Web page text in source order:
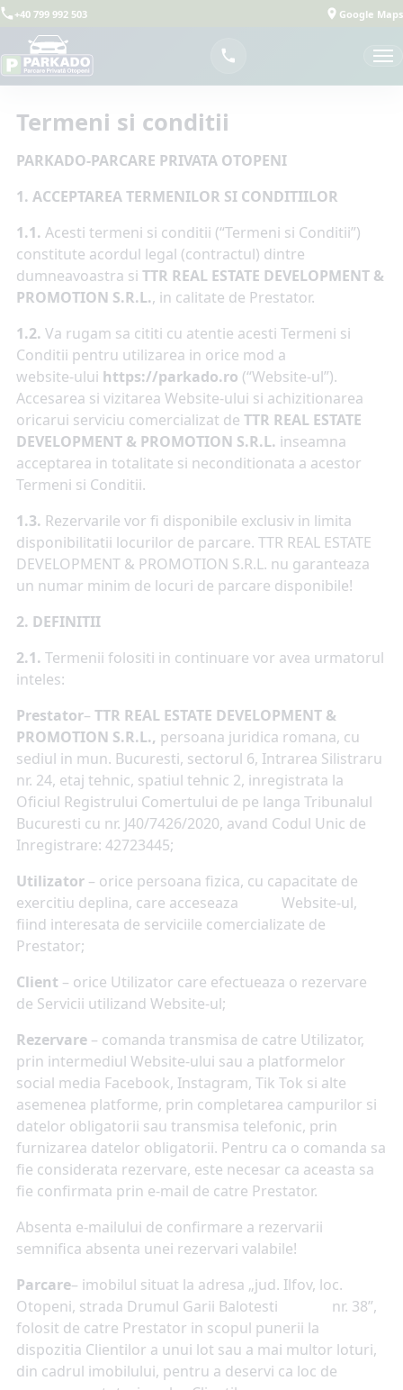
+40 799 992 503 Google Maps
Termeni si conditii
PARKADO-PARCARE PRIVATA OTOPENI
1. ACCEPTAREA TERMENILOR SI CONDITIILOR
1.1. Acesti termeni si conditii (“Termeni si Conditii”)
constitute acordul legal (contractul) dintre
dumneavoastra si TTR REAL ESTATE DEVELOPMENT &
PROMOTION S.R.L., in calitate de Prestator.
1.2. Va rugam sa cititi cu atentie acesti Termeni si
Conditii pentru utilizarea in orice mod a
website-ului https://parkado.ro (“Website-ul”).
Accesarea si vizitarea Website-ului si achizitionarea
oricarui serviciu comercializat de TTR REAL ESTATE
DEVELOPMENT & PROMOTION S.R.L. inseamna
acceptarea in totalitate si neconditionata a acestor
Termeni si Conditii.
1.3. Rezervarile vor fi disponibile exclusiv in limita
disponibilitatii locurilor de parcare. TTR REAL ESTATE
DEVELOPMENT & PROMOTION S.R.L. nu garanteaza
un numar minim de locuri de parcare disponibile!
2. DEFINITII
2.1. Termenii folositi in continuare vor avea urmatorul
inteles:
Prestator– TTR REAL ESTATE DEVELOPMENT &
PROMOTION S.R.L., persoana juridica romana, cu
sediul in mun. Bucuresti, sectorul 6, Intrarea Silistraru
nr. 24, etaj tehnic, spatiul tehnic 2, inregistrata la
Oficiul Registrului Comertului de pe langa Tribunalul
Bucuresti cu nr. J40/7426/2020, avand Codul Unic de
Inregistrare: 42723445;
Utilizator – orice persoana fizica, cu capacitate de
exercitiu deplina, care acceseaza Website-ul,
fiind interesata de serviciile comercializate de
Prestator;
Client – orice Utilizator care efectueaza o rezervare
de Servicii utilizand Website-ul;
Rezervare – comanda transmisa de catre Utilizator,
prin intermediul Website-ului sau a platformelor
social media Facebook, Instagram, Tik Tok si alte
asemenea platforme, prin completarea campurilor si
datelor obligatorii sau transmisa telefonic, prin
furnizarea datelor obligatorii. Pentru ca o comanda sa
fie considerata rezervare, este necesar ca aceasta sa
fie confirmata prin e-mail de catre Prestator.
Absenta e-mailului de confirmare a rezervarii
semnifica absenta unei rezervari valabile!
Parcare– imobilul situat la adresa „jud. Ilfov, loc.
Otopeni, strada Drumul Garii Balotesti nr. 38”,
folosit de catre Prestator in scopul punerii la
dispozitia Clientilor a unui lot sau a mai multor loturi,
din cadrul imobilului, pentru a deservi ca loc de